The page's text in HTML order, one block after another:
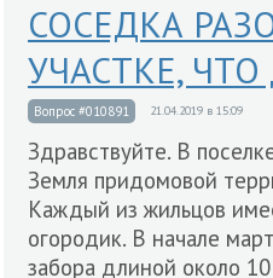
СОСЕДКА
УЧАСТКЕ, ЧТО
Вопрос #010891 21.04.2019 в 15:09
Здравствуйте. В
Земля придомовой
Каждый из жильцов
огородик. В начале
забора длиной около